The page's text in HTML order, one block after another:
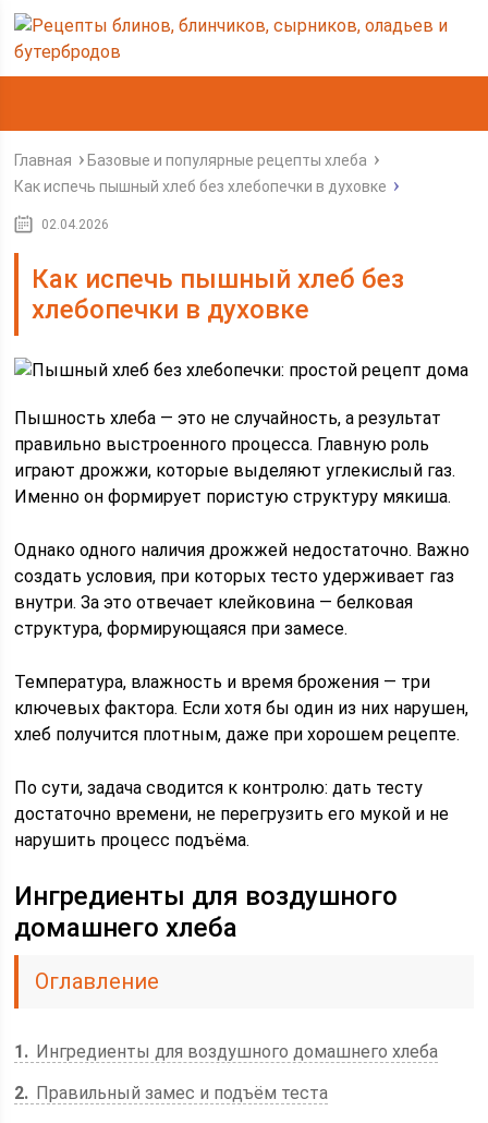
Главная
Базовые и популярные рецепты хлеба
Как испечь пышный хлеб без хлебопечки в духовке
02.04.2026
Как испечь пышный хлеб без
хлебопечки в духовке
Пышность хлеба — это не случайность, а результат
правильно выстроенного процесса. Главную роль
играют дрожжи, которые выделяют углекислый газ.
Именно он формирует пористую структуру мякиша.
Однако одного наличия дрожжей недостаточно. Важно
создать условия, при которых тесто удерживает газ
внутри. За это отвечает клейковина — белковая
структура, формирующаяся при замесе.
Температура, влажность и время брожения — три
ключевых фактора. Если хотя бы один из них нарушен,
хлеб получится плотным, даже при хорошем рецепте.
По сути, задача сводится к контролю: дать тесту
достаточно времени, не перегрузить его мукой и не
нарушить процесс подъёма.
Ингредиенты для воздушного
домашнего хлеба
Оглавление
1
Ингредиенты для воздушного домашнего хлеба
2
Правильный замес и подъём теста